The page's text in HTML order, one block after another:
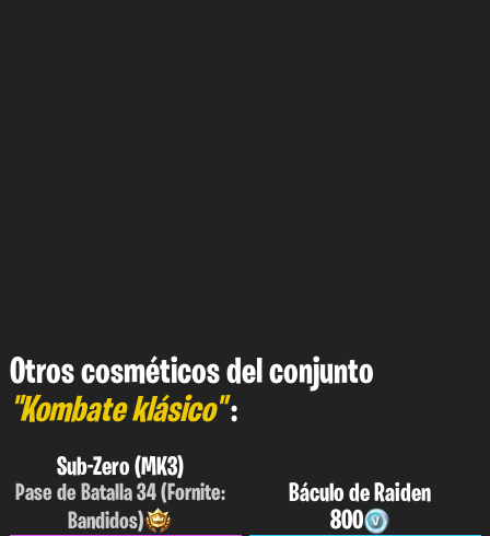
Otros cosméticos del conjunto
"Kombate klásico":
Sub-Zero (MK3)
Pase de Batalla 34 (Fornite:
Bandidos)
Báculo de Raiden
800